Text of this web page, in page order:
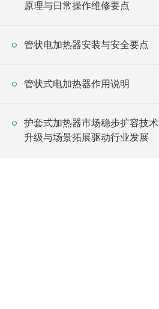
原理与日常操作维修要点
管状电加热器安装与安全要点
管状式电加热器作用说明
护套式加热器市场稳步扩容技术
升级与场景拓展驱动行业发展